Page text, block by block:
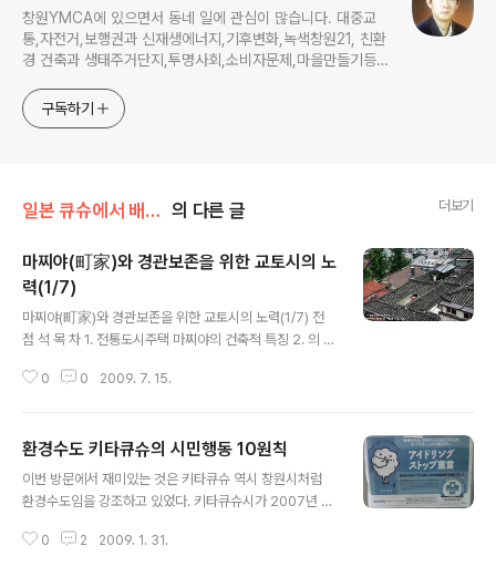
창원YMCA에 있으면서 동네 일에 관심이 많습니다. 대중교
통,자전거,보행권과 신재생에너지,기후변화,녹색창원21, 친환
경 건축과 생태주거단지,투명사회,소비자문제,마을만들기등...
구독하기
일본 큐슈에서 배운다 의 다른 글 더보기
마찌야(町家)와 경관보존을 위한 교토시의 노
력(1/7)
마찌야(町家)와 경관보존을 위한 교토시의 노력(1/7) 전
점 석 목 차 1. 전통도시주택 마찌야의 건축적 특징 2. 의 중
세 지정제도 4. 주민들의 자발적이며 자구적인 노력 5. 면
부각시키기에는 경관이 가장 중요하다. 지난 2008년 11
월 교토 시내를 다니면서 겉으로 보기에도 놀라운 것은 오
래된 집과 가로를 잘 보존하고 있는 점이었다. 교토에 비해
하였다. 어디를 가나 무분별한 재개발, 재건축 붐이 일어나
0 0 2009. 7. 15.
환경수도 키타큐슈의 시민행동 10원칙
이번 방문에서 재미있는 것은 키타큐슈 역시 창원시처럼
환경수도임을 강조하고 있었다. 키타큐슈시가 2007년 7
제6회 일본 환경수도 컨테스트에서 15개 분야 중 7개 분
0 2 2009. 1. 31.